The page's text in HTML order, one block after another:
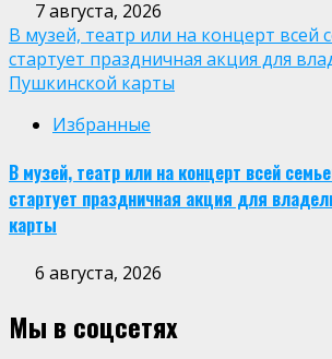
7 августа, 2026
В музей, театр или на концерт всей
стартует праздничная акция для
Пушкинской карты
Избранные
В музей, театр или на концерт всей
стартует праздничная акция для
карты
6 августа, 2026
Мы в соцсетях